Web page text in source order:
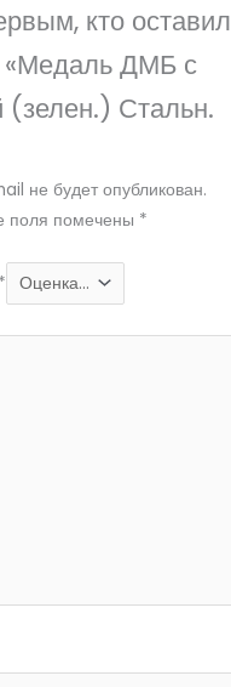
кто оставил
«Медаль ДМБ с
(зелен.) Стальн.
не будет опубликован.
поля помечены *
*